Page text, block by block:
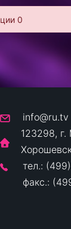
0
info@ru.tv
123298,
тел.:
факс.: